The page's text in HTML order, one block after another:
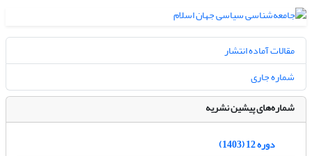
مقالات آماده انتشار
شماره جاری
شماره‌های پیشین نشریه
دوره 12 (1403)